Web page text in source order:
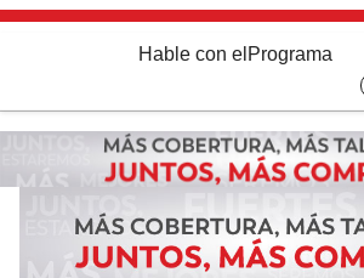
Hable con el Programa